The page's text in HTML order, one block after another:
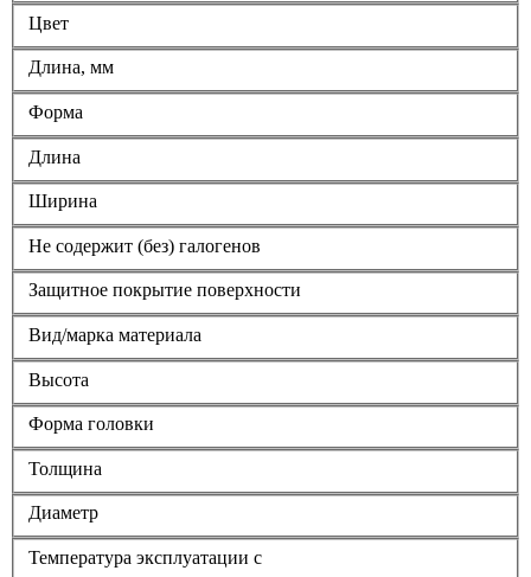
Цвет
Длина, мм
Форма
Длина
Ширина
Не содержит (без) галогенов
Защитное покрытие поверхности
Вид/марка материала
Высота
Форма головки
Толщина
Диаметр
Температура эксплуатации с